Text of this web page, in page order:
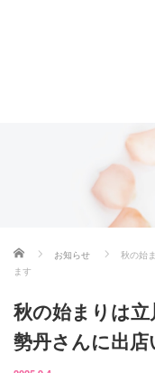
ホーム お知らせ
秋の始
ます
秋の始まりは
勢丹さんに出